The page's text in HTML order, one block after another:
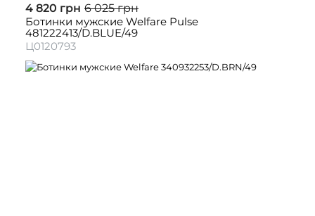
4 820 грн 6 025 грн
Ботинки мужские Welfare Pulse
481222413/D.BLUE/49
Ц0120793